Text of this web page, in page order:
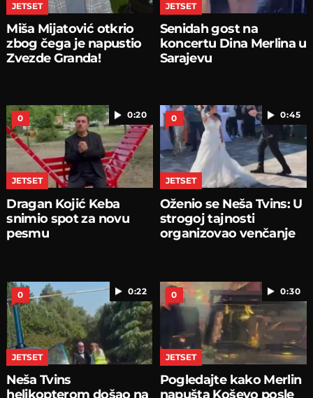
JETSET
Miša Mijatović otkrio
zbog čega je napustio
Zvezde Granda!
JETSET
Senidah gost na
koncertu Dina Merlina u
Sarajevu
0:20
0
JETSET
Dragan Kojić Keba
snimio spot za novu
pesmu
0:45
0
JETSET
Oženio se Neša Tvins: U
strogoj tajnosti
organizovao venčanje
0:22
0
JETSET
Neša Tvins
helikopterom došao na
0:30
0
JETSET
Pogledajte kako Merlin
napušta Koševo posle